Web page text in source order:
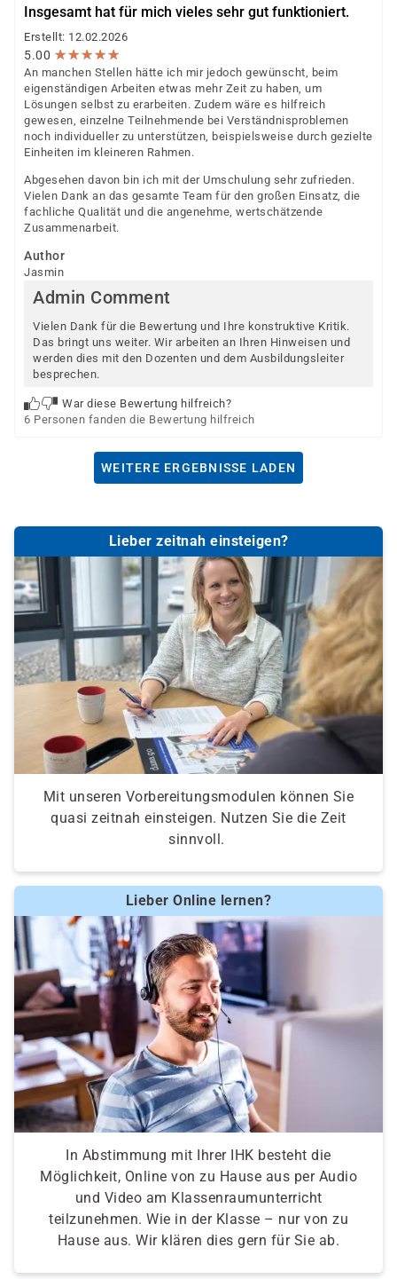
Insgesamt hat für mich vieles sehr gut funktioniert.
Erstellt: 12.02.2026
5.00 ★★★★★
★★★★★
An manchen Stellen hätte ich mir jedoch gewünscht, beim
eigenständigen Arbeiten etwas mehr Zeit zu haben, um
Lösungen selbst zu erarbeiten. Zudem wäre es hilfreich
gewesen, einzelne Teilnehmende bei Verständnisproblemen
noch individueller zu unterstützen, beispielsweise durch gezielte
Einheiten im kleineren Rahmen.
Abgesehen davon bin ich mit der Umschulung sehr zufrieden.
Vielen Dank an das gesamte Team für den großen Einsatz, die
fachliche Qualität und die angenehme, wertschätzende
Zusammenarbeit.
Author
Jasmin
Admin Comment
Vielen Dank für die Bewertung und Ihre konstruktive Kritik.
Das bringt uns weiter. Wir arbeiten an Ihren Hinweisen und
werden dies mit den Dozenten und dem Ausbildungsleiter
besprechen.
War diese Bewertung hilfreich?
6 Personen fanden die Bewertung hilfreich
WEITERE ERGEBNISSE LADEN
Lieber zeitnah einsteigen?
Mit unseren Vorbereitungsmodulen können Sie
quasi zeitnah einsteigen. Nutzen Sie die Zeit
sinnvoll.
Lieber Online lernen?
In Abstimmung mit Ihrer IHK besteht die
Möglichkeit, Online von zu Hause aus per Audio
und Video am Klassenraumunterricht
teilzunehmen. Wie in der Klasse – nur von zu
Hause aus. Wir klären dies gern für Sie ab.